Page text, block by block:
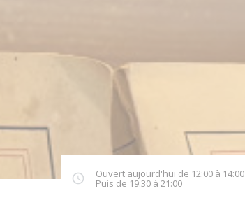
Ouvert aujourd'hui de 12:00 à 14:00
Puis de 19:30 à 21:00